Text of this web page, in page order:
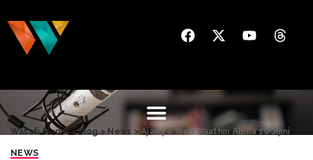
Wasafi Media>Blog> News >Ajali ya Treni Yaathiri Abiria 10 Jijini Dar es Salaam
NEWS